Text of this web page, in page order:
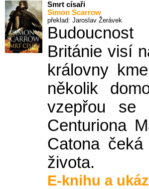
Smrt císaři
Simon Scarrow
překlad: Jaroslav Žerávek
Británie visí
královny
několik
vzepřou se
Centuriona
Catona
života.
E-knihu a